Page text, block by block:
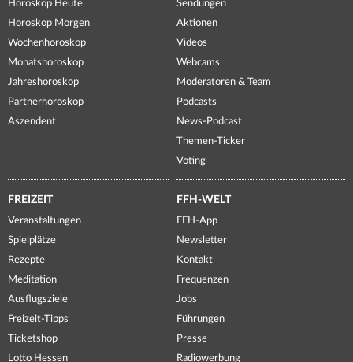
Horoskop Heute
Horoskop Morgen
Wochenhoroskop
Monatshoroskop
Jahreshoroskop
Partnerhoroskop
Aszendent
Sendungen
Aktionen
Videos
Webcams
Moderatoren & Team
Podcasts
News-Podcast
Themen-Ticker
Voting
FREIZEIT
Veranstaltungen
Spielplätze
Rezepte
Meditation
Ausflugsziele
Freizeit-Tipps
Ticketshop
Lotto Hessen
FFH-WELT
FFH-App
Newsletter
Kontakt
Frequenzen
Jobs
Führungen
Presse
Radiowerbung